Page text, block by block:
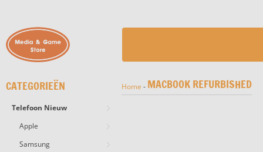
CATEGORIEËN
Telefoon Nieuw
Apple
Samsung
Home - MACBOOK REFURBISHED